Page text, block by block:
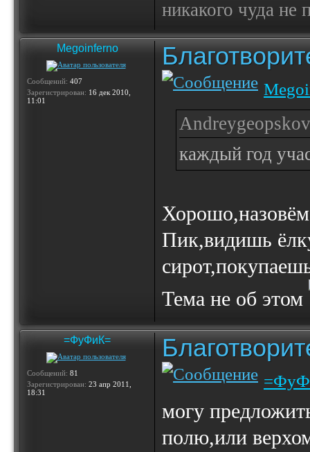
никакого чуда
Megoinferno
Сообщений: 407
Зарегистрирован: 16 дек 2010,
11:01
каждый год
Пик,видишь
Тема не об этом
=ФуФиК=
Сообщений: 81
Зарегистрирован: 23 апр 2011,
18:31
могу
полю,или